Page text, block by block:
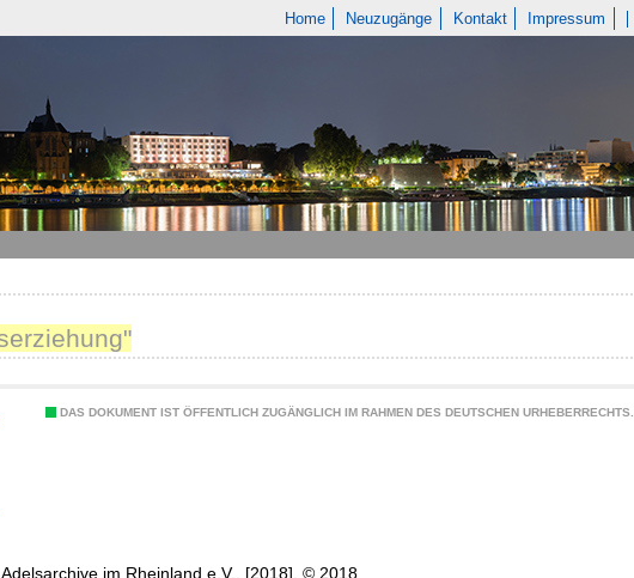
Home Neuzugänge Kontakt Impressum
DAS DOKUMENT IST ÖFFENTLICH ZUGÄNGLICH IM RAHMEN DES DEUTSCHEN URHEBERRECHTS.
im Rheinland e.V., [2018], © 2018